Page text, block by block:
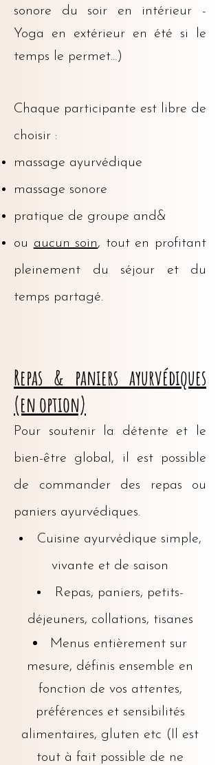
sonore du soir en intérieur -
Yoga en extérieur en été si le
temps le permet...)
Chaque participante est libre de
choisir :
massage ayurvédique
massage sonore
pratique de groupe and&
ou aucun soin, tout en profitant
pleinement du séjour et du
temps partagé.
Repas & paniers ayurvédiques
(en option)
Pour soutenir la détente et le
bien-être global, il est possible
de commander des repas ou
paniers ayurvédiques.
Cuisine ayurvédique simple,
vivante et de saison
Repas, paniers, petits-
déjeuners, collations, tisanes
Menus entièrement sur
mesure, définis ensemble en
fonction de vos attentes,
préférences et sensibilités
alimentaires, gluten etc ( Il est
tout à fait possible de ne